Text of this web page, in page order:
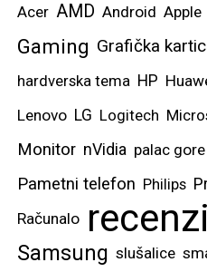
Acer AMD Android Apple
Gaming Grafička
hardverska tema HP
Lenovo LG Logitech
Monitor nVidia palac
Pametni telefon Philips
Računalo
Samsung slušalice